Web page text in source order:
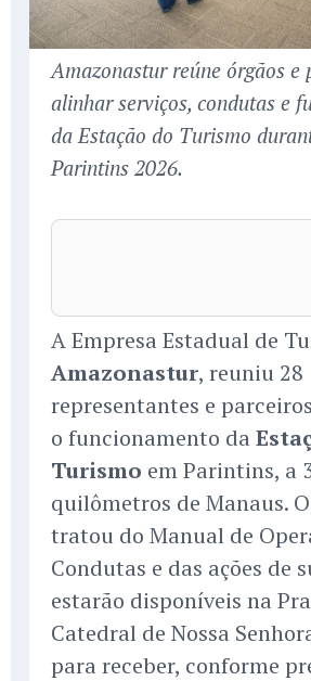
Amazonastur reúne órgãos e
alinhar serviços, condutas e
da Estação do Turismo
Parintins 2026.
A Empresa Estadual de
Amazonastur, reuniu 28
representantes e
o funcionamento da
Turismo em Parintins, a
quilômetros de Manaus.
tratou do Manual de
Condutas e das ações de
estarão disponíveis na
Catedral de Nossa
para receber, conforme